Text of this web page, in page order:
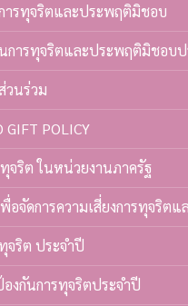
ารทุจริตและประพฤติมิชอบ
นการทุจริตและประพฤติมิชอบ
วนร่วม
POLICY
จริต ในหน่วยงานภาครัฐ
อจัดการความเสี่ยงการทุจริ
จริต ประจำปี
งกันการทุจริตประจำปี